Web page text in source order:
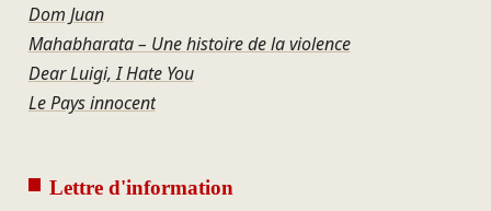
Dom Juan
Mahabharata – Une histoire de la violence
Dear Luigi, I Hate You
Le Pays innocent
Lettre d'information